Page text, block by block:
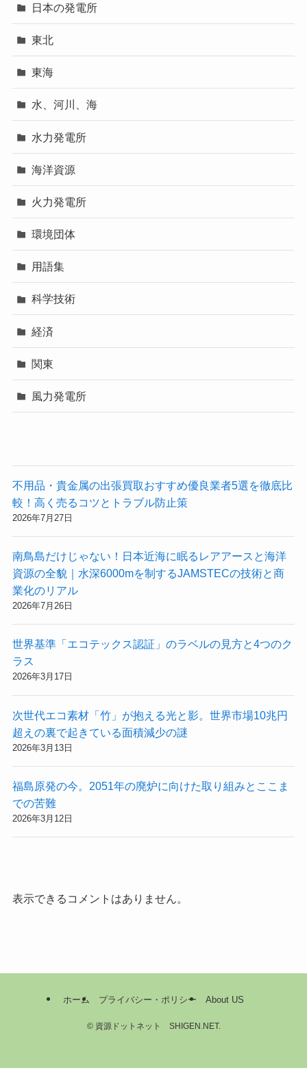
日本の発電所
東北
東海
水、河川、海
水力発電所
海洋資源
火力発電所
環境団体
用語集
科学技術
経済
関東
風力発電所
不用品・貴金属の出張買取おすすめ優良業者5選を徹底比
較！高く売るコツとトラブル防止策
2026年7月27日
南鳥島だけじゃない！日本近海に眠るレアアースと海洋
資源の全貌｜水深6000mを制するJAMSTECの技術と商
業化のリアル
2026年7月26日
世界基準「エコテックス認証」のラベルの見方と4つのク
ラス
2026年3月17日
次世代エコ素材「竹」が抱える光と影。世界市場10兆円
超えの裏で起きている面積減少の謎
2026年3月13日
福島原発の今。2051年の廃炉に向けた取り組みとここま
での苦難
2026年3月12日
表示できるコメントはありません。
ホーム プライバシー・ポリシー About US
©資源ドットネット SHIGEN.NET.